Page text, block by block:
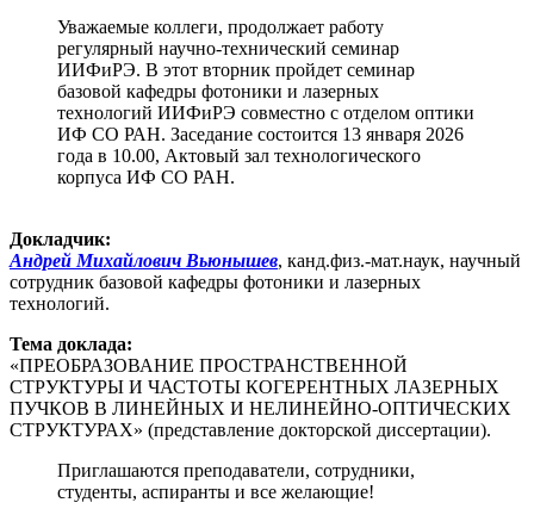
Уважаемые коллеги, продолжает работу
регулярный научно-технический семинар
ИИФиРЭ. В этот вторник пройдет семинар
базовой кафедры фотоники и лазерных
технологий ИИФиРЭ совместно с отделом оптики
ИФ СО РАН. Заседание состоится 13 января 2026
года в 10.00, Актовый зал технологического
корпуса ИФ СО РАН.
Докладчик:
Андрей Михайлович Вьюнышев, канд.физ.-мат.наук, научный
сотрудник базовой кафедры фотоники и лазерных
технологий.
Тема доклада:
«ПРЕОБРАЗОВАНИЕ ПРОСТРАНСТВЕННОЙ
СТРУКТУРЫ И ЧАСТОТЫ КОГЕРЕНТНЫХ ЛАЗЕРНЫХ
ПУЧКОВ В ЛИНЕЙНЫХ И НЕЛИНЕЙНО-ОПТИЧЕСКИХ
СТРУКТУРАХ» (представление докторской диссертации).
Приглашаются преподаватели, сотрудники,
студенты, аспиранты и все желающие!